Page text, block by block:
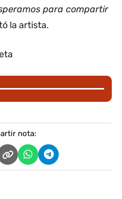
para compartir
la artista.
nota: